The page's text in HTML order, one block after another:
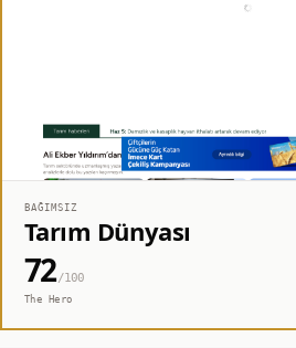
BAĞIMSIZ
Tarım Dünyası
72/100
The Hero